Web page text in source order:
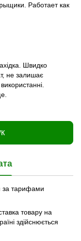
Работает как
Швидко
не залишає
за тарифами
товару на
здійснюється